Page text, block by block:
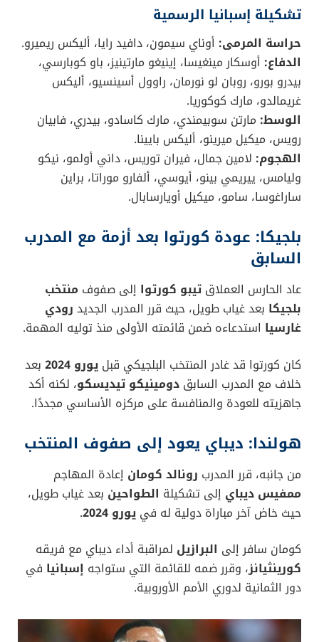
تشكيلة إسبانيا الرسمية
حراسة المرمى: أوناي سيمون، دافيد رايا، أليكس ريميرو.
الدفاع: أوسكار مينغيسا، إينيغو مارتينيز، باو كوبارسي،
بيدرو بورو، روبان لو نورمان، راوول أسينسيو، أليكس
غريمالدو، مارك كوكوريا.
الوسط: مارتن سوبيمندي، مارك كاسادو، بيدري، فابيان
رويس، ميكيل ميرينو، أليكس بايينا.
الهجوم: لامين جمال، فيران توريس، داني أولمو، نيكو
وليامس، ييريمي بينو، أيوسي، ألفارو موراتا، براين
ساراغوسا، سامو، ميكيل أويارسابال.
بلجيكا: عودة كورتوا بعد أزمة مع المدرب
السابق
عاد الحارس العملاق تيبو كورتوا إلى صفوف منتخب
بلجيكا بعد غياب طويل، حيث قرر المدرب الجديد رودي
غارسيا استدعاءه ضمن قائمته الأولى منذ توليه المهمة.
كان كورتوا قد غادر المنتخب البلجيكي قبل يورو 2024
بعد
خلاف مع المدرب السابق دومينيكو تيديسكو، لكنه أكد
جاهزيته للعودة والمنافسة على مركزه الأساسي مجددًا.
هولندا: ديباي يعود إلى صفوف المنتخب
من جانبه، قرر المدرب رونالد كومان إعادة المهاجم
ممفيس ديباي إلى تشكيلة الطواحين بعد غياب طويل،
حيث خاض آخر مباراة دولية له في يورو 2024
.
كومان سافر إلى البرازيل لمراقبة أداء ديباي مع فريقه
كورينثيانز، وقرر ضمه للقائمة التي ستواجه إسبانيا في
دور الثمانية لدوري الأمم الأوروبية.